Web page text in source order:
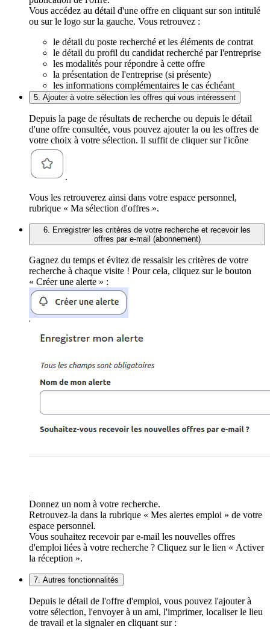
Vous accédez au détail d'une offre en cliquant sur son intitulé
ou sur le logo sur la gauche. Vous retrouvez :
le détail du poste recherché et les éléments de contrat
le détail du profil du candidat recherché par l'entreprise
les modalités pour répondre à cette offre
la présentation de l'entreprise (si présente)
les informations complémentaires le cas échéant
5. Ajouter à votre sélection les offres qui vous intéressent
Depuis la page de résultats de recherche ou depuis le détail
d'une offre consultée, vous pouvez ajouter la ou les offres de
votre choix à votre sélection. Il suffit de cliquer sur l'icône
.
Vous les retrouverez ainsi dans votre espace personnel,
rubrique « Ma sélection d'offres ».
6. Enregistrer les critères de votre recherche et recevoir les
offres par e-mail (abonnement)
Gagnez du temps et évitez de ressaisir les critères de votre
recherche à chaque visite ! Pour cela, cliquez sur le bouton
« Créer une alerte » :
Donnez un nom à votre recherche.
Retrouvez-la dans la rubrique « Mes alertes emploi » de votre
espace personnel.
Vous souhaitez recevoir par e-mail les nouvelles offres
d'emploi liées à votre recherche ? Cliquez sur le lien « Activer
la réception ».
7. Autres fonctionnalités
Depuis le détail de l'offre d'emploi, vous pouvez l'ajouter à
votre sélection, l'envoyer à un ami, l'imprimer, localiser le lieu
de travail et la signaler en cliquant sur :